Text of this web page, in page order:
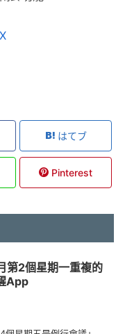
はてブ
Pinterest
第2個星期一重複的
App